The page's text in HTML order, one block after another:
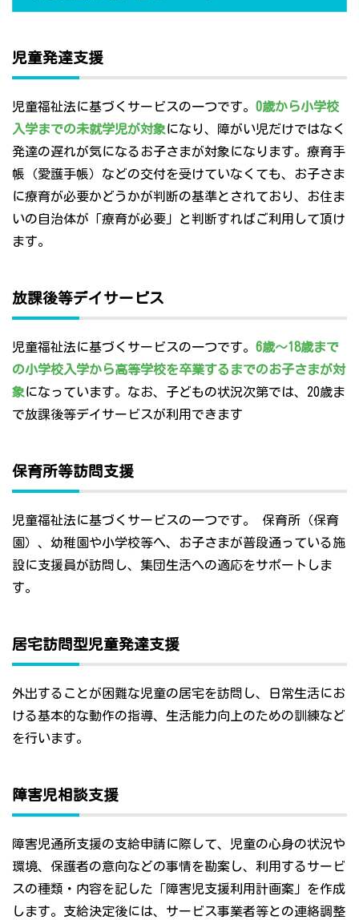
児童発達支援
児童福祉法に基づくサービスの一つです。 0歳から小学校
入学までの未就学児が対象になり、障がい児だけではなく
発達の遅れが気になるお子さまが対象になります。療育手
帳（愛護手帳）などの交付を受けていなくても、お子さま
に療育が必要かどうかが判断の基準とされており、お住ま
いの自治体が「療育が必要」と判断すればご利用して頂け
ます。
放課後等デイサービス
児童福祉法に基づくサービスの一つです。 6歳～18歳まで
の小学校入学から高等学校を卒業するまでのお子さまが対
象になっています。なお、子どもの状況次第では、20歳ま
で放課後等デイサービスが利用できます
保育所等訪問支援
児童福祉法に基づくサービスの一つです。 保育所（保育
園）、幼稚園や小学校等へ、お子さまが普段通っている施
設に支援員が訪問し、集団生活への適応をサポートしま
す。
居宅訪問型児童発達支援
外出することが困難な児童の居宅を訪問し、日常生活にお
ける基本的な動作の指導、生活能力向上のための訓練など
を行います。
障害児相談支援
障害児通所支援の支給申請に際して、児童の心身の状況や
環境、保護者の意向などの事情を勘案し、利用するサービ
スの種類・内容を記した「障害児支援利用計画案」を作成
します。支給決定後には、サービス事業者等との連絡調整